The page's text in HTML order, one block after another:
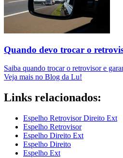
Quando devo trocar o
Saiba quando trocar o retrovisor e
Veja mais no Blog da Lu!
Links relacionados:
Espelho Retrovisor Direito Ext
Espelho Retrovisor
Espelho Direito Ext
Espelho Direito
Espelho Ext